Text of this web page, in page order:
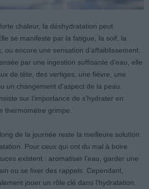
chaleur, la déshydratation peut
se manifeste par la fatigue, la soif, la
ou encore une sensation d’affaiblissement.
par une ingestion suffisante d’eau, elle
de tête, des vertiges, une fièvre, une
un changement d’aspect de la peau.
sur l’importance de s’hydrater en
thermomètre grimpe.
de la journée reste la meilleure solution
Pour ceux qui ont du mal à boire
existent : aromatiser l’eau, garder une
ou se fixer des rappels. Cependant,
jouer un rôle clé dans l’hydratation.